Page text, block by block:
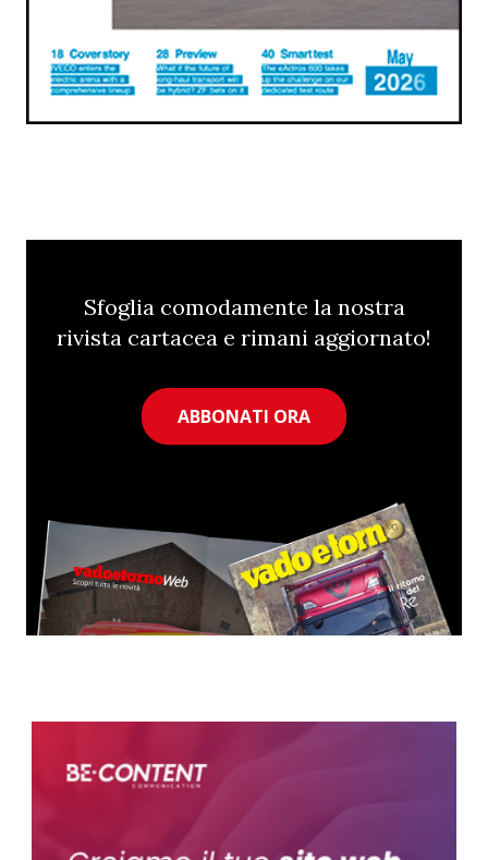
Sfoglia comodamente la nostra
rivista cartacea e rimani aggiornato!
ABBONATI ORA